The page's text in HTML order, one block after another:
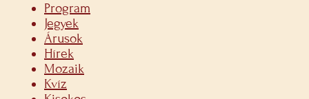
Program
Jegyek
Árusok
Hírek
Mozaik
Kvíz